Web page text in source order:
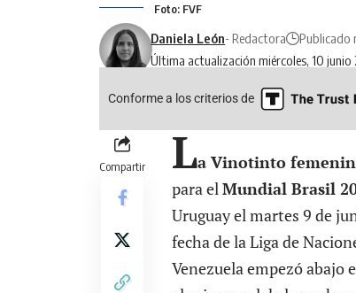
Foto: FVF
Última actualización miércoles, 10 junio
Daniela León- Redactora Publicado
Conforme a los criterios de
Compartir La Vinotinto
para elMundial Brasil
Uruguay el martes 9 de
fecha de la Liga de
Venezuelaempezó abajo